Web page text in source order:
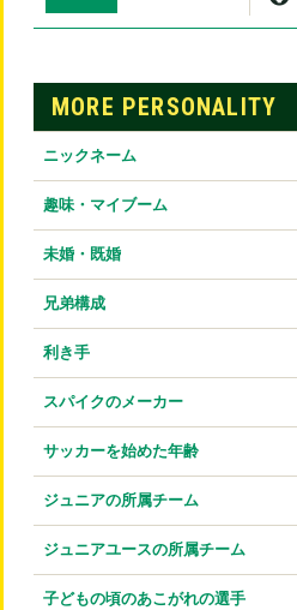
MORE PERSONALITY
ニックネーム
趣味・マイブーム
未婚・既婚
兄弟構成
利き手
スパイクのメーカー
サッカーを始めた年齢
ジュニアの所属チーム
ジュニアユースの所属チーム
子どもの頃のあこがれの選手